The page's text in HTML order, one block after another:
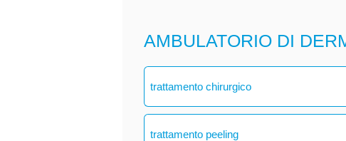
AMBULATORIO DI
trattamento chirurgico
trattamento peeling